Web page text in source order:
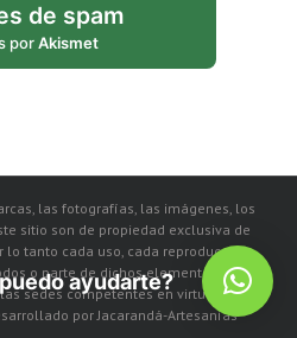
de spam
porAkismet
las fotografías, las imágenes, los
sitio son de propiedad exclusiva de
lo tanto cada uso, cada reproducción
o parte de dichos elementos, será
sedes competentes en virtud de la
por Jacarandá-Artesanías
ayudarte?